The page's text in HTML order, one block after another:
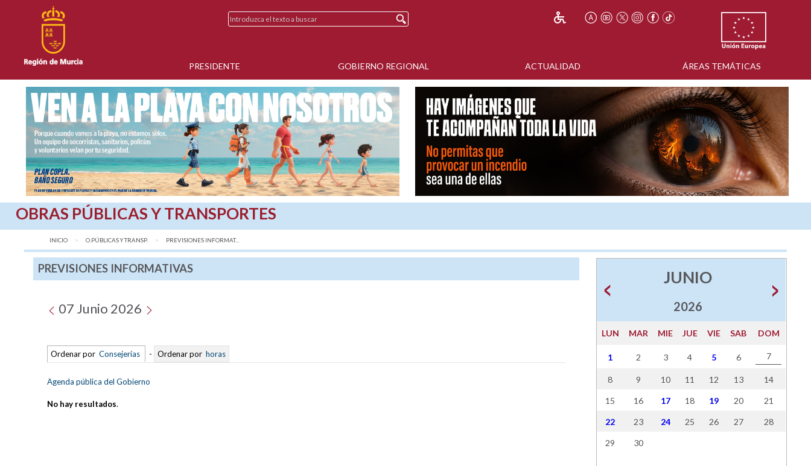
PRESIDENTE GOBIERNO REGIONAL ACTUALIDAD ÁREAS TEMÁTICAS
OBRAS PÚBLICAS Y TRANSPORTES
INICIO O.PÚBLICAS Y TRANSP. AQUÍ:
PREVISIONES INFORMAT...
PREVISIONES INFORMATIVAS
07 Junio 2026
Ordenar por Consejerías - Ordenar por horas
Agenda pública del Gobierno
No hay resultados.
JUNIO
2026
LUN MAR MIE JUE VIE SAB DOM
1 2 3 4 5 6 7
8 9 10 11 12 13 14
15 16 17 18 19 20 21
22 23 24 25 26 27 28
29 30